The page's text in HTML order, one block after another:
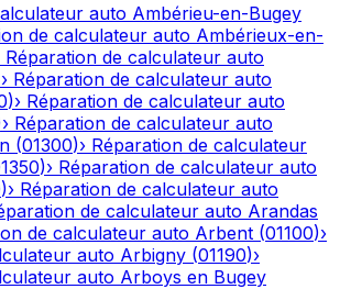
auto Ambérieu-en-Bugey
de calculateur auto Ambérieux-en-
Réparation de calculateur auto
› Réparation de calculateur auto
)› Réparation de calculateur auto
› Réparation de calculateur auto
(01300)› Réparation de calculateur
)› Réparation de calculateur auto
)› Réparation de calculateur auto
de calculateur auto Arandas
de calculateur auto Arbent (01100)›
auto Arbigny (01190)›
auto Arboys en Bugey